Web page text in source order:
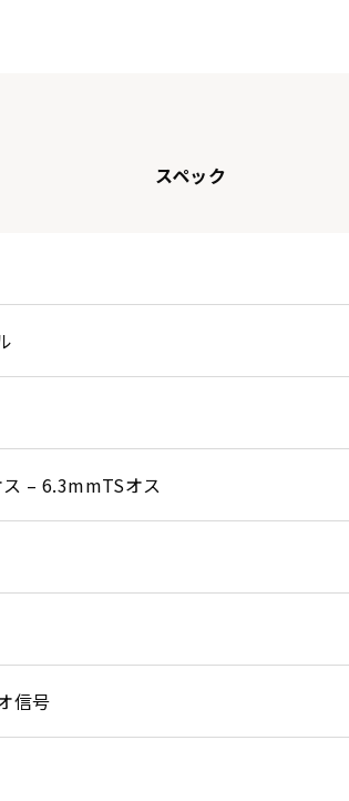
スペック
– 6.3mmTSオス
信号